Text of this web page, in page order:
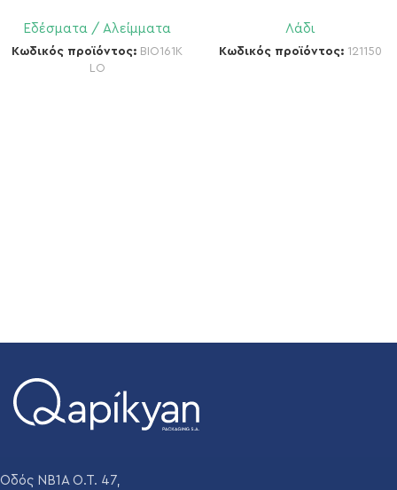
Εδέσματα / Αλείμματα
Κωδικός προϊόντος: BIO161K
LO
Λάδι
Κωδικός προϊόντος: 121150
Οδός ΝΒ1Α Ο.Τ. 47,